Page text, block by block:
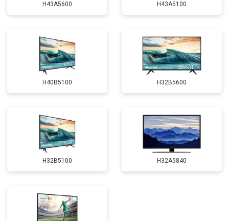
H43A5600 H43A5100
H40B5100 H32B5600
H32B5100 H32A5840